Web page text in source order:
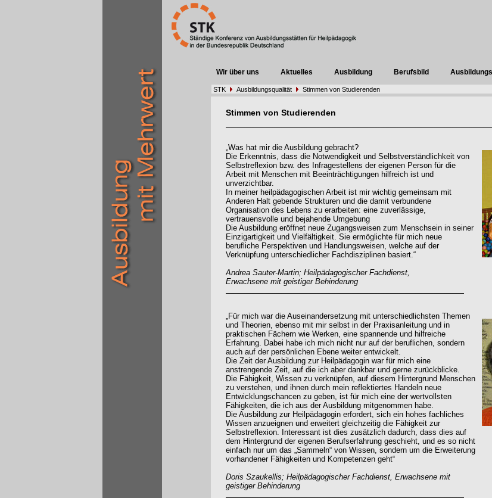
Wir über uns Aktuelles Ausbildung Berufsbild
STK Ausbildungsqualität Stimmen von Studierenden
Stimmen von Studierenden
„Was hat mir die Ausbildung gebracht?
Die Erkenntnis, dass die Notwendigkeit und Selbstverständlichkeit von
Selbstreflexion bzw. des Infragestellens der eigenen Person für die
Arbeit mit Menschen mit Beeinträchtigungen hilfreich ist und
unverzichtbar.
In meiner heilpädagogischen Arbeit ist mir wichtig gemeinsam mit
Anderen Halt gebende Strukturen und die damit verbundene
Organisation des Lebens zu erarbeiten: eine zuverlässige,
vertrauensvolle und bejahende Umgebung
Die Ausbildung eröffnet neue Zugangsweisen zum Menschsein in seiner
Einzigartigkeit und Vielfältigkeit. Sie ermöglichte für mich neue
berufliche Perspektiven und Handlungsweisen, welche auf der
Verknüpfung unterschiedlicher Fachdisziplinen basiert.“
Andrea Sauter-Martin; Heilpädagogischer Fachdienst,
Erwachsene mit geistiger Behinderung
„Für mich war die Auseinandersetzung mit unterschiedlichsten Themen
und Theorien, ebenso mit mir selbst in der Praxisanleitung und in
praktischen Fächern wie Werken, eine spannende und hilfreiche
Erfahrung. Dabei habe ich mich nicht nur auf der beruflichen, sondern
auch auf der persönlichen Ebene weiter entwickelt.
Die Zeit der Ausbildung zur Heilpädagogin war für mich eine
anstrengende Zeit, auf die ich aber dankbar und gerne zurückblicke.
Die Fähigkeit, Wissen zu verknüpfen, auf diesem Hintergrund Menschen
zu verstehen, und ihnen durch mein reflektiertes Handeln neue
Entwicklungschancen zu geben, ist für mich eine der wertvollsten
Fähigkeiten, die ich aus der Ausbildung mitgenommen habe.
Die Ausbildung zur Heilpädagogin erfordert, sich ein hohes fachliches
Wissen anzueignen und erweitert gleichzeitig die Fähigkeit zur
Selbstreflexion. Interessant ist dies zusätzlich dadurch, dass dies auf
dem Hintergrund der eigenen Berufserfahrung geschieht, und es so nicht
einfach nur um das „Sammeln“ von Wissen, sondern um die Erweiterung
vorhandener Fähigkeiten und Kompetenzen geht“
Doris Szaukellis; Heilpädagogischer Fachdienst, Erwachsene mit
geistiger Behinderung